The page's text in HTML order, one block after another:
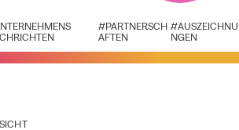
#PARTNERSCH
AFTEN
#AUSZEICHNU
NGEN